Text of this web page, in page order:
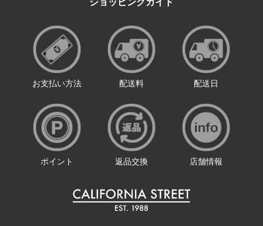
お支払い方法 配送料 配送日
ポイント 返品交換 店舗情報